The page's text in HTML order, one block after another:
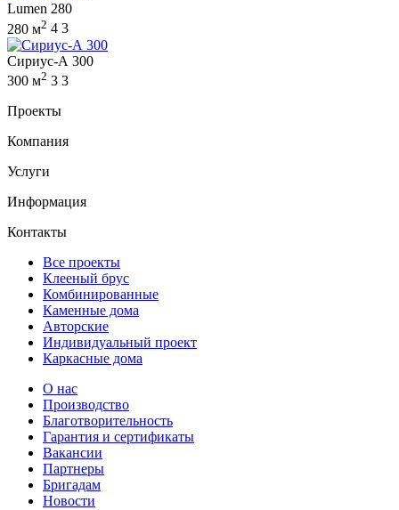
Lumen 280
280 м2 4 3
Сириус-А 300
300 м2 3 3
Проекты
Компания
Услуги
Информация
Контакты
Все проекты
Клееный брус
Комбинированные
Каменные дома
Авторские
Индивидуальный проект
Каркасные дома
О нас
Производство
Благотворительность
Гарантия и сертификаты
Вакансии
Партнеры
Бригадам
Новости